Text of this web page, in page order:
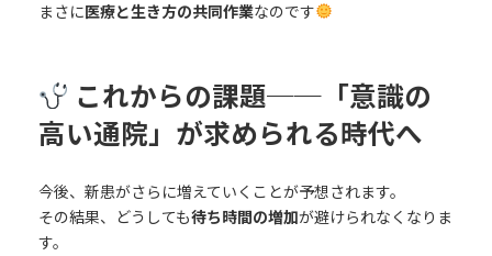
まさに医療と生き方の共同作業なのです
これからの課題──「意識の
高い通院」が求められる時代へ
今後、新患がさらに増えていくことが予想されます。
その結果、どうしても待ち時間の増加が避けられなくなりま
す。